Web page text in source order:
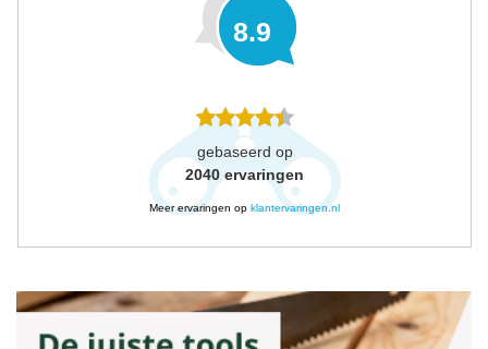
8.9
gebaseerd op
2040 ervaringen
Meer ervaringen op klantervaringen.nl